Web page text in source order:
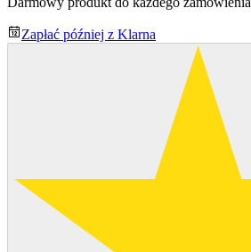
Zapłać później z Klarna